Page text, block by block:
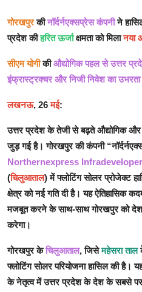
हमारा जनप्रतिनिधि
नये भारत की नई तस्वीर
अपना गांव
संपादकीय
Live TV
गोरखपुरकीनॉर्दर्नएक्सप्रेस कंपनीने
प्रदेश कीहरित ऊर्जाक्षमता को मिलानया
सीएम योगीकीऔद्योगिक पहल से उत्तर
इंफ्रास्ट्रक्चर और निजी निवेश का उभरता
लखनऊ, 26मई:
उत्तर प्रदेश के तेजी से बढ़ते औद्योगिक
जुड़ गई है। गोरखपुर की कंपनी
Northernexpress
(चिलुआताल) में फ्लोटिंग सोलर प्रोजेक्ट
क्षेत्र को नई गति दी है। यह ऐतिहासिक
मजबूत करने के साथ-साथ गोरखपुर को देश
करेगा।
गोरखपुर केचिलुआताल, जिसेमहेसरा ताल
फ्लोटिंग सोलर परियोजना हासिल की है।
के नेतृत्व में उत्तर प्रदेश के देश के सबसे